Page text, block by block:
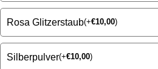
Rosa Glitzerstaub(+€10,00)
Silberpulver(+€10,00)